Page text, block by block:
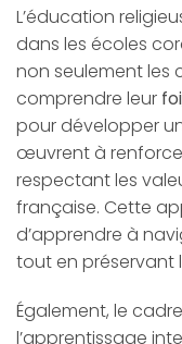
L’éducation
dans les écoles
non seulement les
comprendre leur foi
pour développer
œuvrent à
respectant les
française. Cette
d’apprendre à
tout en préservant
Également, le
l’apprentissage